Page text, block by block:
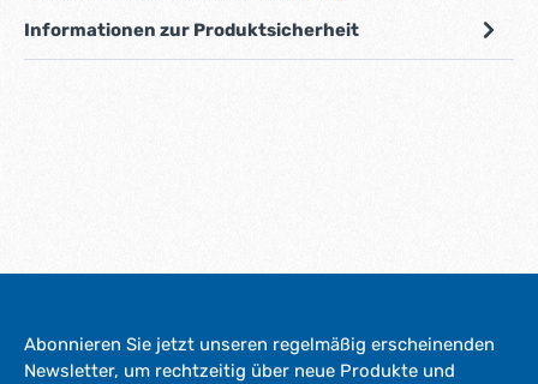
Informationen zur Produktsicherheit
Abonnieren Sie jetzt unseren regelmäßig erscheinenden
Newsletter, um rechtzeitig über neue Produkte und